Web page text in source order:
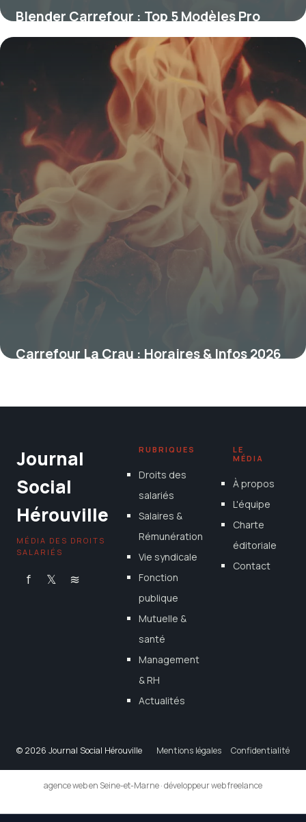
Blender Carrefour : Top 5 Modèles Pro
2026
Carrefour La Crau : Horaires & Infos 2026
Journal
Social
Hérouville
MÉDIA DES DROITS
SALARIÉS
f 𝕏 ≋
RUBRIQUES
Droits des
salariés
Salaires &
Rémunération
Vie syndicale
Fonction
publique
Mutuelle &
santé
Management
& RH
Actualités
LE
MÉDIA
À propos
L'équipe
Charte
éditoriale
Contact
© 2026 Journal Social Hérouville Mentions légales Confidentialité
agence web en Seine-et-Marne·développeur web freelance